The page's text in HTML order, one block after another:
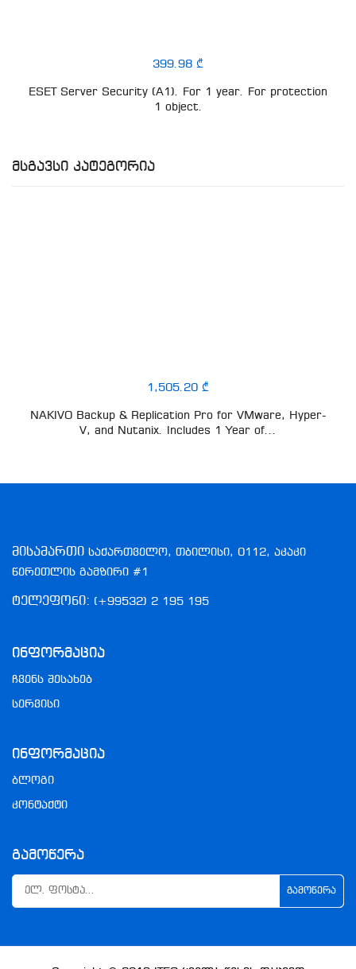
399.98 ₾
ESET Server Security (A1). For 1 year. For protection
1 object.
Მსგავსი Კატეგორია
1,505.20 ₾
NAKIVO Backup & Replication Pro for VMware, Hyper-
V, and Nutanix. Includes 1 Year of...
მისამართი საქართველო, თბილისი, 0112, აკაკი
წერეთლის გამზირი #1
ტელეფონი: (+99532) 2 195 195
Ინფორმაცია
ჩვენს შესახებ
სერვისი
Ინფორმაცია
ბლოგი
კონტაქტი
Გამოწერა
ᲒᲐᲛᲝᲬᲔᲠᲐ